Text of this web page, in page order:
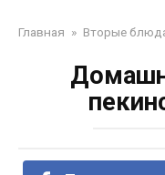
Главная » Вторые